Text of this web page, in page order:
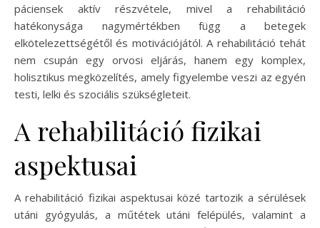
páciensek aktív részvétele, mivel a rehabilitáció
hatékonysága nagymértékben függ a betegek
elkötelezettségétől és motivációjától. A rehabilitáció tehát
nem csupán egy orvosi eljárás, hanem egy komplex,
holisztikus megközelítés, amely figyelembe veszi az egyén
testi, lelki és szociális szükségleteit.
A rehabilitáció fizikai
aspektusai
A rehabilitáció fizikai aspektusai közé tartozik a sérülések
utáni gyógyulás, a műtétek utáni felépülés, valamint a